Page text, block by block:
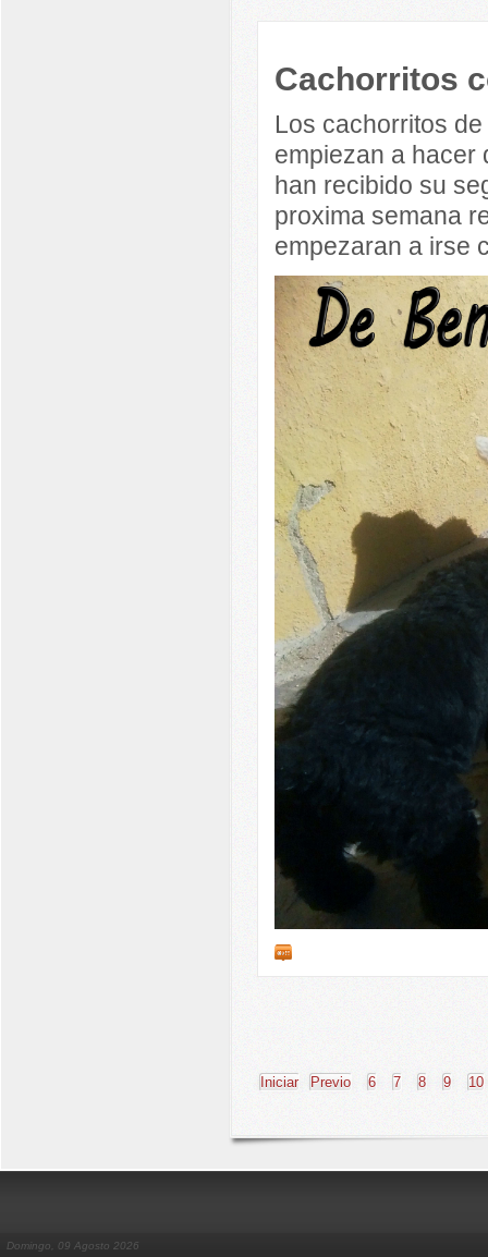
Cachorritos
Los cachorritos
empiezan a hacer
han recibido su
proxima semana
empezaran a irse
Iniciar Previo 6 7 8 9 10
Domingo, 09 Agosto 2026